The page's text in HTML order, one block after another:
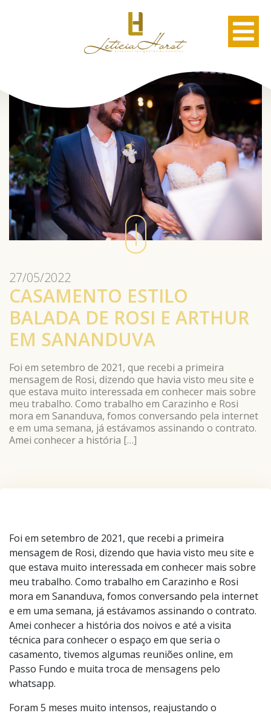
27/05/2022
CASAMENTO ESTILO
BALADA DE ROSI E ARTHUR
EM SANANDUVA
Foi em setembro de 2021, que recebi a primeira
mensagem de Rosi, dizendo que havia visto meu site e
que estava muito interessada em conhecer mais sobre
meu trabalho. Como trabalho em Carazinho e Rosi
mora em Sananduva, fomos conversando pela internet
e em uma semana, já estávamos assinando o contrato.
Amei conhecer a história […]
Foi em setembro de 2021, que recebi a primeira
mensagem de Rosi, dizendo que havia visto meu site e
que estava muito interessada em conhecer mais sobre
meu trabalho. Como trabalho em Carazinho e Rosi
mora em Sananduva, fomos conversando pela internet
e em uma semana, já estávamos assinando o contrato.
Amei conhecer a história dos noivos e até a visita
técnica para conhecer o espaço em que seria o
casamento, tivemos algumas reuniões online, em
Passo Fundo e muita troca de mensagens pelo
whatsapp.
Foram 5 meses muito intensos, reajustando o